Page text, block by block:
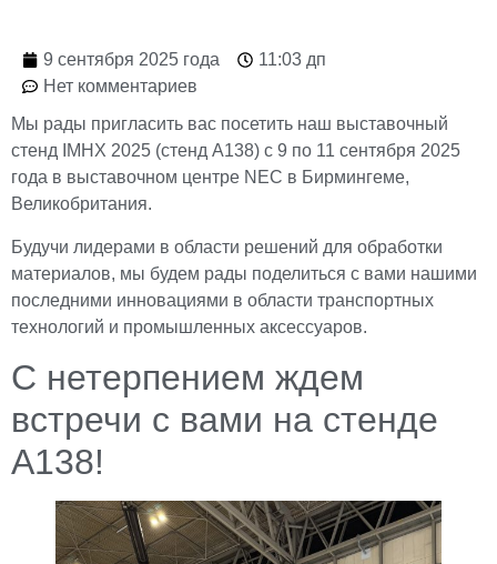
9 сентября 2025 года
11:03 дп
Нет комментариев
Мы рады пригласить вас посетить наш выставочный
стенд IMHX 2025 (стенд A138) с 9 по 11 сентября 2025
года в выставочном центре NEC в Бирмингеме,
Великобритания.
Будучи лидерами в области решений для обработки
материалов, мы будем рады поделиться с вами нашими
последними инновациями в области транспортных
технологий и промышленных аксессуаров.
С нетерпением ждем
встречи с вами на стенде
A138!